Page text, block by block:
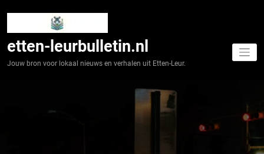
etten-leurbulletin.nl
Jouw bron voor lokaal nieuws en verhalen uit Etten-Leur.